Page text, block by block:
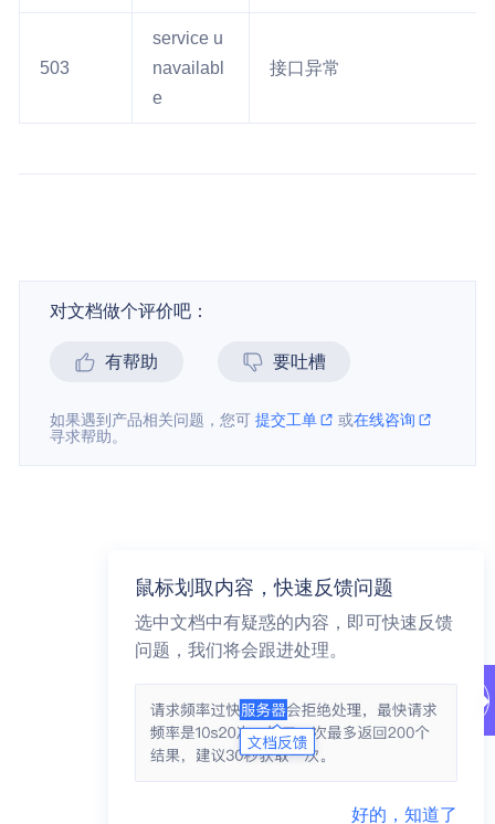
503
service u
navailabl
e
接口异常
对文档做个评价吧：
有帮助 要吐槽
如果遇到产品相关问题，您可提交工单 或在线咨询
寻求帮助。
鼠标划取内容，快速反馈问题
选中文档中有疑惑的内容，即可快速反馈
问题，我们将会跟进处理。
好的，知道了